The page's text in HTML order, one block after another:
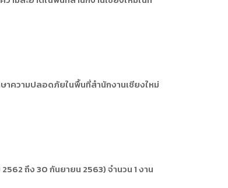
ดต่อ
าความปลอดภัยในพื้นที่สำนักงานเชียงใหม่
ถึง 30 กันยายน 2563) จำนวน 1 งาน